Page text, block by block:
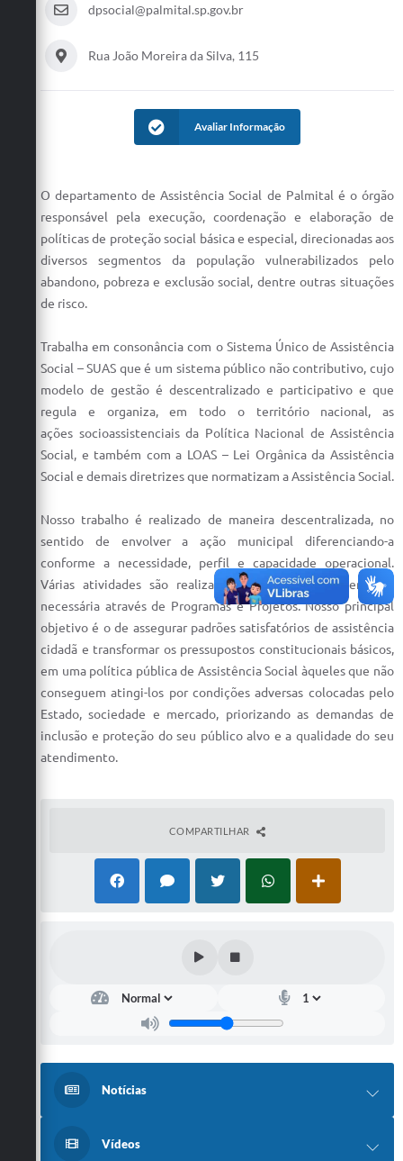
dpsocial@palmital.sp.gov.br
Rua João Moreira da Silva, 115
Avaliar Informação
O departamento de Assistência Social de Palmital é o órgão
responsável pela execução, coordenação e elaboração de
políticas de proteção social básica e especial, direcionadas aos
diversos segmentos da população vulnerabilizados pelo
abandono, pobreza e exclusão social, dentre outras situações
de risco.
Trabalha em consonância com o Sistema Único de Assistência
Social – SUAS que é um sistema público não contributivo, cujo
modelo de gestão é descentralizado e participativo e que
regula e organiza, em todo o território nacional, as
ações socioassistenciais da Política Nacional de Assistência
Social, e também com a LOAS – Lei Orgânica da Assistência
Social e demais diretrizes que normatizam a Assistência Social.
Nosso trabalho é realizado de maneira descentralizada, no
sentido de envolver a ação municipal diferenciando-a
conforme a necessidade, perfil e capacidade operacional.
Várias atividades são realizadas para atender a demanda
necessária através de Programas e Projetos. Nosso principal
objetivo é o de assegurar padrões satisfatórios de assistência
cidadã e transformar os pressupostos constitucionais básicos,
em uma política pública de Assistência Social àqueles que não
conseguem atingi-los por condições adversas colocadas pelo
Estado, sociedade e mercado, priorizando as demandas de
inclusão e proteção do seu público alvo e a qualidade do seu
atendimento.
COMPARTILHAR
Notícias
Vídeos